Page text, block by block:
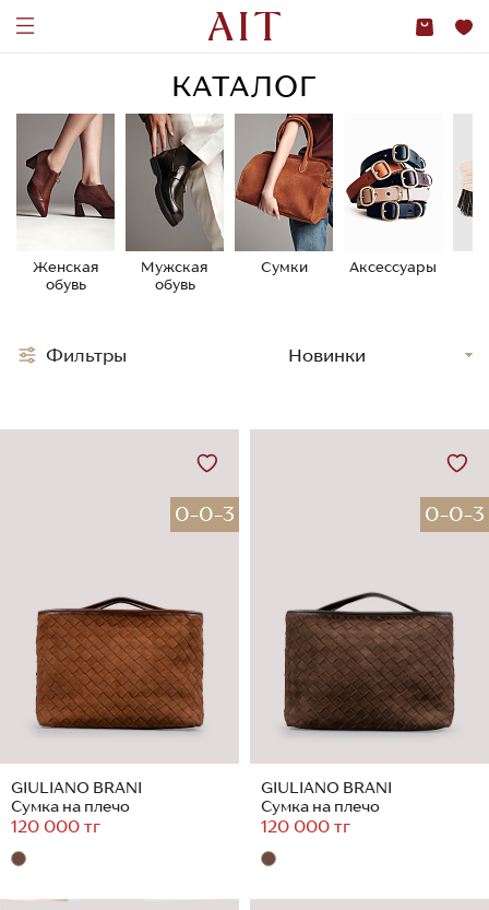
КАТАЛОГ
Женская
обувь
Мужская
обувь
Сумки Аксессуары
0-0-3
GIULIANO BRANI
Сумка на плечо
120 000 тг
0-0-3
GIULIANO BRANI
Сумка на плечо
120 000 тг
Фильтры